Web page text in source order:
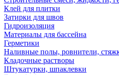
Клей для плитки
Затирки для швов
Гидроизоляция
Материалы для бассейна
Герметики
Наливные полы, ровнители,
Кладочные растворы
Штукатурки, шпаклевки